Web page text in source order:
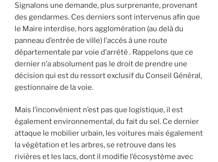
Signalons une demande, plus surprenante, provenant
des gendarmes. Ces derniers sont intervenus afin que
le Maire interdise, hors agglomération (au delà du
panneau d’entrée de ville) l’accés à une route
départementale par voie d’arrété . Rappelons que ce
dernier n’a absolument pas le droit de prendre une
décision qui est du ressort exclusif du Conseil Général,
gestionnaire de la voie.
Mais l’inconvénient n’est pas que logistique, il est
également environnemental, du fait du sel. Ce dernier
attaque le mobilier urbain, les voitures mais également
la végétation et les arbres, se retrouve dans les
rivières et les lacs, dont il modifie l’écosystème avec